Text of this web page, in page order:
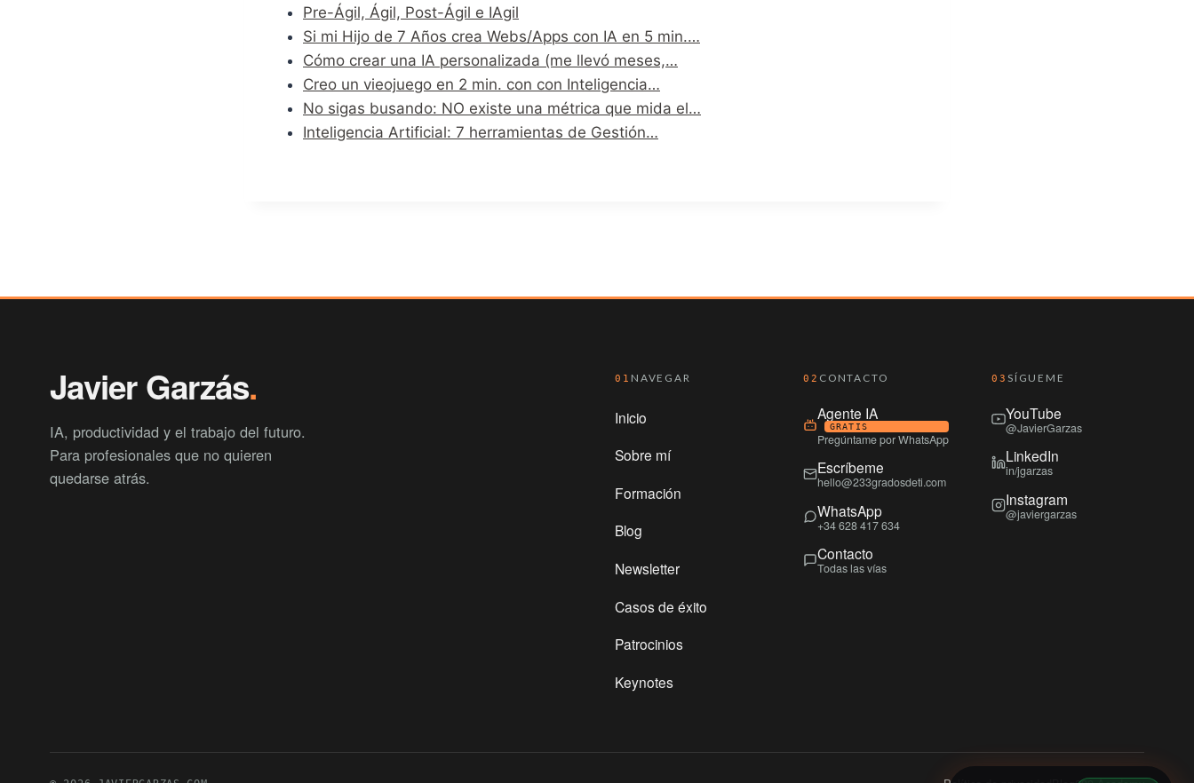
Pre-Ágil, Ágil, Post-Ágil e IAgil
Si mi Hijo de 7 Años crea Webs/Apps con IA en 5 min.…
Cómo crear una IA personalizada (me llevó meses,…
Creo un vieojuego en 2 min. con con Inteligencia…
No sigas busando: NO existe una métrica que mida el…
Inteligencia Artificial: 7 herramientas de Gestión…
Javier Garzás.
IA, productividad y el trabajo del futuro.
Para profesionales que no quieren
quedarse atrás.
01 NAVEGAR
Inicio
Sobre mí
Formación
Blog
Newsletter
Casos de éxito
Patrocinios
Keynotes
02 CONTACTO
Agente IA
GRATIS
Pregúntame por WhatsApp
Escríbeme
hello@233gradosdeti.com
WhatsApp
+34 628 417 634
Contacto
Todas las vías
03 SÍGUEME
YouTube
@JavierGarzas
LinkedIn
in/jgarzas
Instagram
@javiergarzas